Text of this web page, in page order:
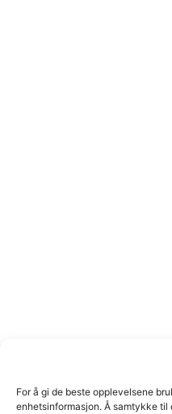
For å gi de beste opplevelsene
enhetsinformasjon. Å samtykke